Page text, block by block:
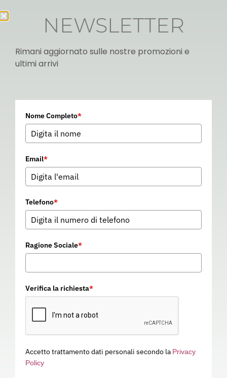
NEWSLETTER
Rimani aggiornato sulle nostre promozioni e
ultimi arrivi
Nome Completo*
Email*
Telefono*
Ragione Sociale*
Verifica la richiesta*
Accetto trattamento dati personali secondo la Privacy
Policy